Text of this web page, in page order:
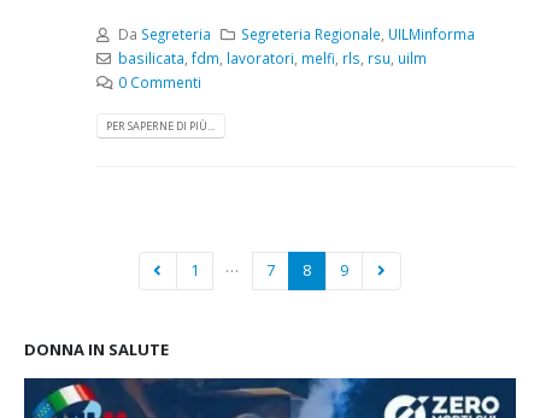
Da Segreteria Segreteria Regionale UILMinforma
basilicata fdm lavoratori melfi rls rsu uilm
0 Commenti
PER SAPERNE DI PIÙ...
1 … 7 8 9
DONNA IN SALUTE